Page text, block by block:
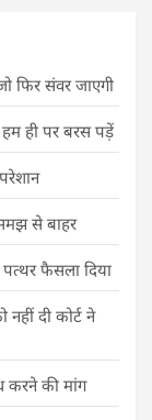
फिर संवर जाएगी
ही पर बरस पड़ें
समझ से बाहर
पत्थर फैसला दिया
दी कोर्ट ने
करने की मांग